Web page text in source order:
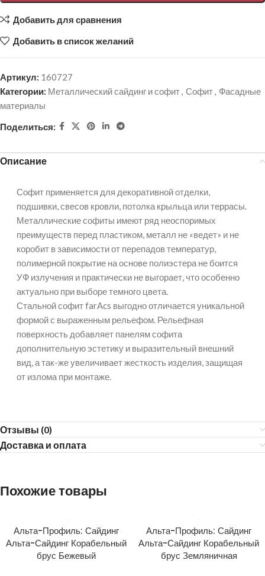
Добавить для сравнения
Добавить в список желаний
Артикул: 160727
Категории: Металлический сайдинг и софит, Софит, Фасадные
материалы
Поделиться:
Описание
Софит применяется для декоративной отделки,
подшивки, свесов кровли, потолка крыльца или террасы.
Металлические софиты имеют ряд неоспоримых
преимуществ перед пластиком, металл не «ведет» и не
коробит в зависимости от перепадов температур,
полимерной покрытие на основе полиэстера не боится
УФ излучения и практически не выгорает, что особенно
актуально при выборе темного цвета.
Стальной софит farAcs выгодно отличается уникальной
формой с выраженным рельефом. Рельефная
поверхность добавляет панелям софита
дополнительную эстетику и выразительный внешний
вид, а так-же увеличивает жесткость изделия, защищая
от излома при монтаже.
Отзывы (0)
Доставка и оплата
Похожие товары
Альта-Профиль: Сайдинг
Альта-Сайдинг Корабельный
брус Бежевый
Альта-Профиль: Сайдинг
Альта-Сайдинг Корабельный
брус Земляничная